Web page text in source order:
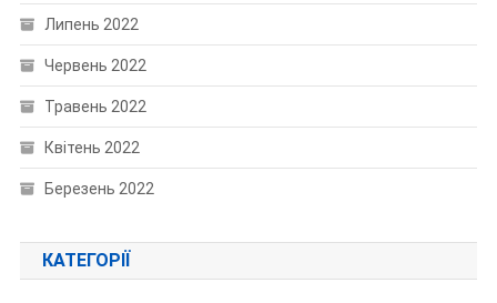
Липень 2022
Червень 2022
Травень 2022
Квітень 2022
Березень 2022
КАТЕГОРІЇ